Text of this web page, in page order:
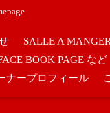
SALLE A
BOOK PAGE など
ナープロフィール